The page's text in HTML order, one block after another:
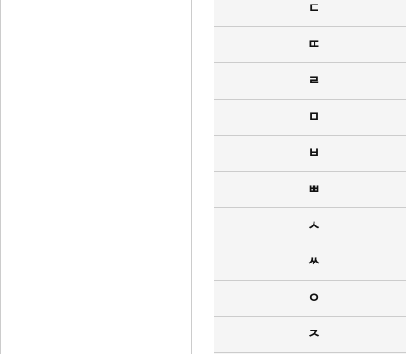
ㄷ
ㄸ
ㄹ
ㅁ
ㅂ
ㅃ
ㅅ
ㅆ
ㅇ
ㅈ